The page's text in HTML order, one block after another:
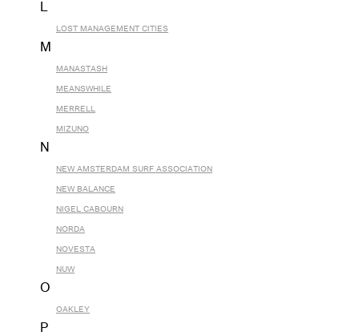
L
LOST MANAGEMENT CITIES
M
MANASTASH
MEANSWHILE
MERRELL
MIZUNO
N
NEW AMSTERDAM SURF ASSOCIATION
NEW BALANCE
NIGEL CABOURN
NORDA
NOVESTA
NUW
O
OAKLEY
P